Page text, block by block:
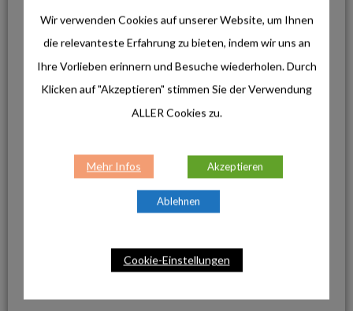
o
r
:
Wir verwenden Cookies auf unserer Website, um Ihnen
die relevanteste Erfahrung zu bieten, indem wir uns an
Ihre Vorlieben erinnern und Besuche wiederholen. Durch
Klicken auf "Akzeptieren" stimmen Sie der Verwendung
ALLER Cookies zu.
Mehr Infos Akzeptieren
Ablehnen
Cookie-Einstellungen